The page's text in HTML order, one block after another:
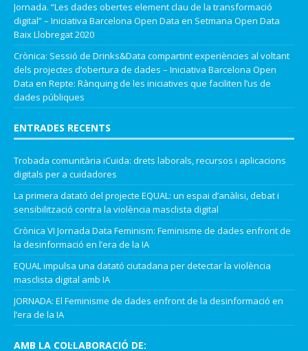
Jornada. “Les dades obertes element clau de la transformació
digital” – Iniciativa Barcelona Open Data en Setmana Open Data
Baix Llobregat 2020
Crònica: Sessió de Drinks&Data compartint experiències al voltant
dels projectes d’obertura de dades – Iniciativa Barcelona Open
Data en Repte: Rànquing de les iniciatives que faciliten l’us de
dades públiques
ENTRADES RECENTS
Trobada comunitària iCuida: drets laborals, recursos i aplicacions
digitals per a cuidadores
La primera datató del projecte EQUAL: un espai d’anàlisi, debat i
sensibilització contra la violència masclista digital
Crònica VI Jornada Data Feminism: Feminisme de dades enfront de
la desinformació en l’era de la IA
EQUAL impulsa una datató ciutadana per detectar la violència
masclista digital amb IA
JORNADA: El Feminisme de dades enfront de la desinformació en
l’era de la IA
AMB LA COL·LABORACIÓ DE: